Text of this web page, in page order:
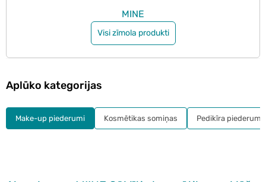
MINE
Visi zīmola produkti
Aplūko kategorijas
Make-up piederumi Kosmētikas somiņas Pedikīra piederumi